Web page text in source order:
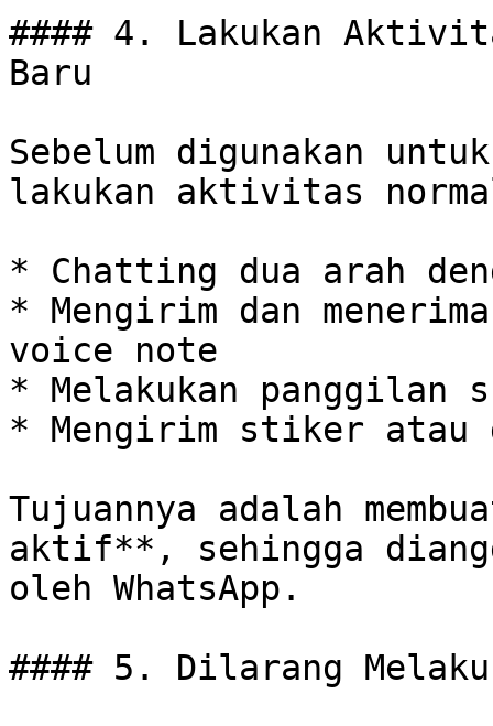
#### 4. Lakukan
Baru
Sebelum digunakan
lakukan aktivitas
* Chatting dua arah
* Mengirim dan
voice note
* Melakukan panggilan
* Mengirim stiker atau
Tujuannya adalah
aktif**, sehingga
oleh WhatsApp.
#### 5. Dilarang